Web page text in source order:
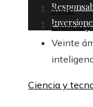
Inicio
Ciencia
Veinte
Ciencia y